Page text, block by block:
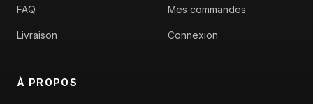
FAQ
Livraison
Mes commandes
Connexion
À PROPOS